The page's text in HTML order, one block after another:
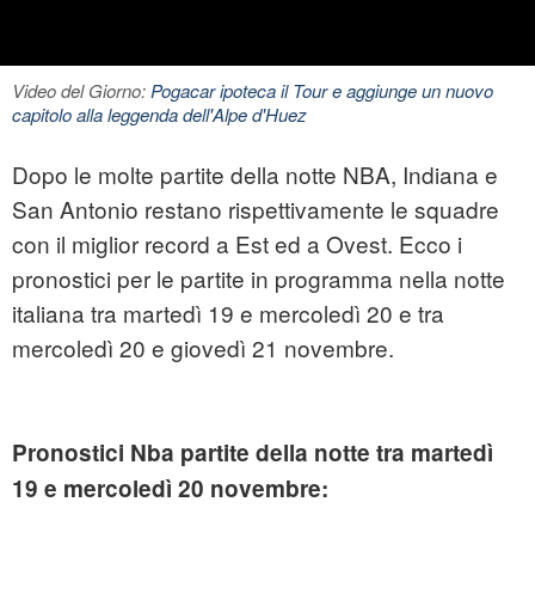
Video del Giorno: Pogacar ipoteca il Tour e aggiunge un nuovo
capitolo alla leggenda dell'Alpe d'Huez
Dopo le molte partite della notte NBA, Indiana e
San Antonio restano rispettivamente le squadre
con il miglior record a Est ed a Ovest. Ecco i
pronostici per le partite in programma nella notte
italiana tra martedì 19 e mercoledì 20 e tra
mercoledì 20 e giovedì 21 novembre.
Pronostici Nba partite della notte tra martedì
19 e mercoledì 20 novembre: